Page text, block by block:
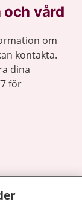
vård
om
kontakta.
dina
för